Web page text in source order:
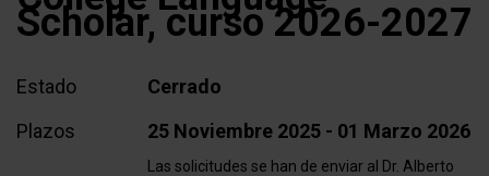
Scholar, curso 2026-2027
Estado
Cerrado
Plazos
25 Noviembre 2025 - 01 Marzo 2026
Las solicitudes se han de enviar al Dr. Alberto